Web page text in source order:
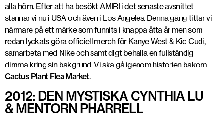
alla hörn. Efter att ha besöktAMIRIi det senaste avsnittet
stannar vi nu i USA och även i Los Angeles. Denna gång tittar vi
närmare på ett märke som funnits i knappa åtta år men som
redan lyckats göra officiell merch för Kanye West & Kid Cudi,
samarbeta med Nike och samtidigt behålla en fullständig
dimma kring sin bakgrund. Vi ska gå igenom historien bakom
Cactus Plant Flea Market.
2012: DEN MYSTISKA CYNTHIA LU
& MENTORN PHARRELL